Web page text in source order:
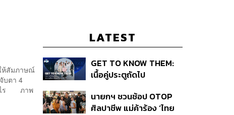
ห้สัมภาษณ์
บตา 4
งไร ภาพ
LATEST
GET TO KNOW THEM:
เนื้อคู่ประตูถัดไป
นายกฯ ชวนช้อป OTOP
ศิลปาชีพ แม่ค้าร้อง ‘ไทย